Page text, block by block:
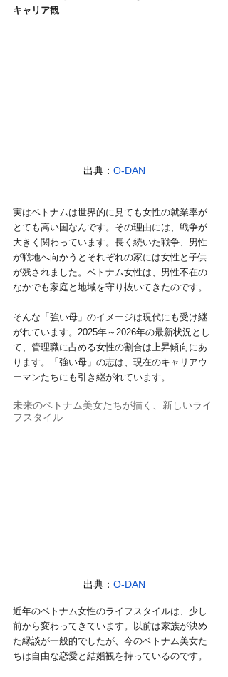
キャリア観
出典： O-DAN
実はベトナムは世界的に見ても女性の就業率が
とても高い国なんです。その理由には、戦争が
大きく関わっています。長く続いた戦争、男性
が戦地へ向かうとそれぞれの家には女性と子供
が残されました。ベトナム女性は、男性不在の
なかでも家庭と地域を守り抜いてきたのです。
そんな「強い母」のイメージは現代にも受け継
がれています。2025年～2026年の最新状況とし
て、管理職に占める女性の割合は上昇傾向にあ
ります。「強い母」の志は、現在のキャリアウ
ーマンたちにも引き継がれています。
未来のベトナム美女たちが描く、新しいライ
フスタイル
出典： O-DAN
近年のベトナム女性のライフスタイルは、少し
前から変わってきています。以前は家族が決め
た縁談が一般的でしたが、今のベトナム美女た
ちは自由な恋愛と結婚観を持っているのです。